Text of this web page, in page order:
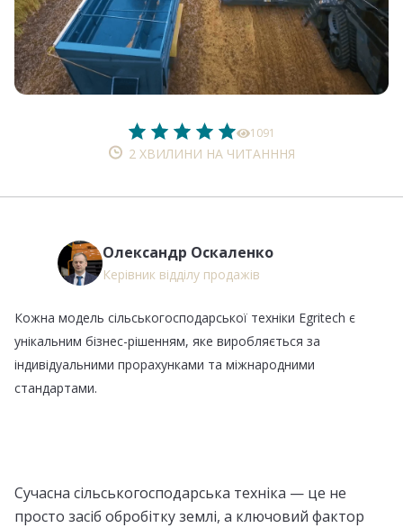
1091
2 ХВИЛИНИ НА ЧИТАНННЯ
Кожна модель сільськогосподарської техніки Egritech є
унікальним бізнес-рішенням, яке виробляється за
індивідуальними прорахунками та міжнародними
стандартами.
Олександр Оскаленко
Керівник відділу продажів
Сучасна сільськогосподарська техніка — це не
просто засіб обробітку землі, а ключовий фактор